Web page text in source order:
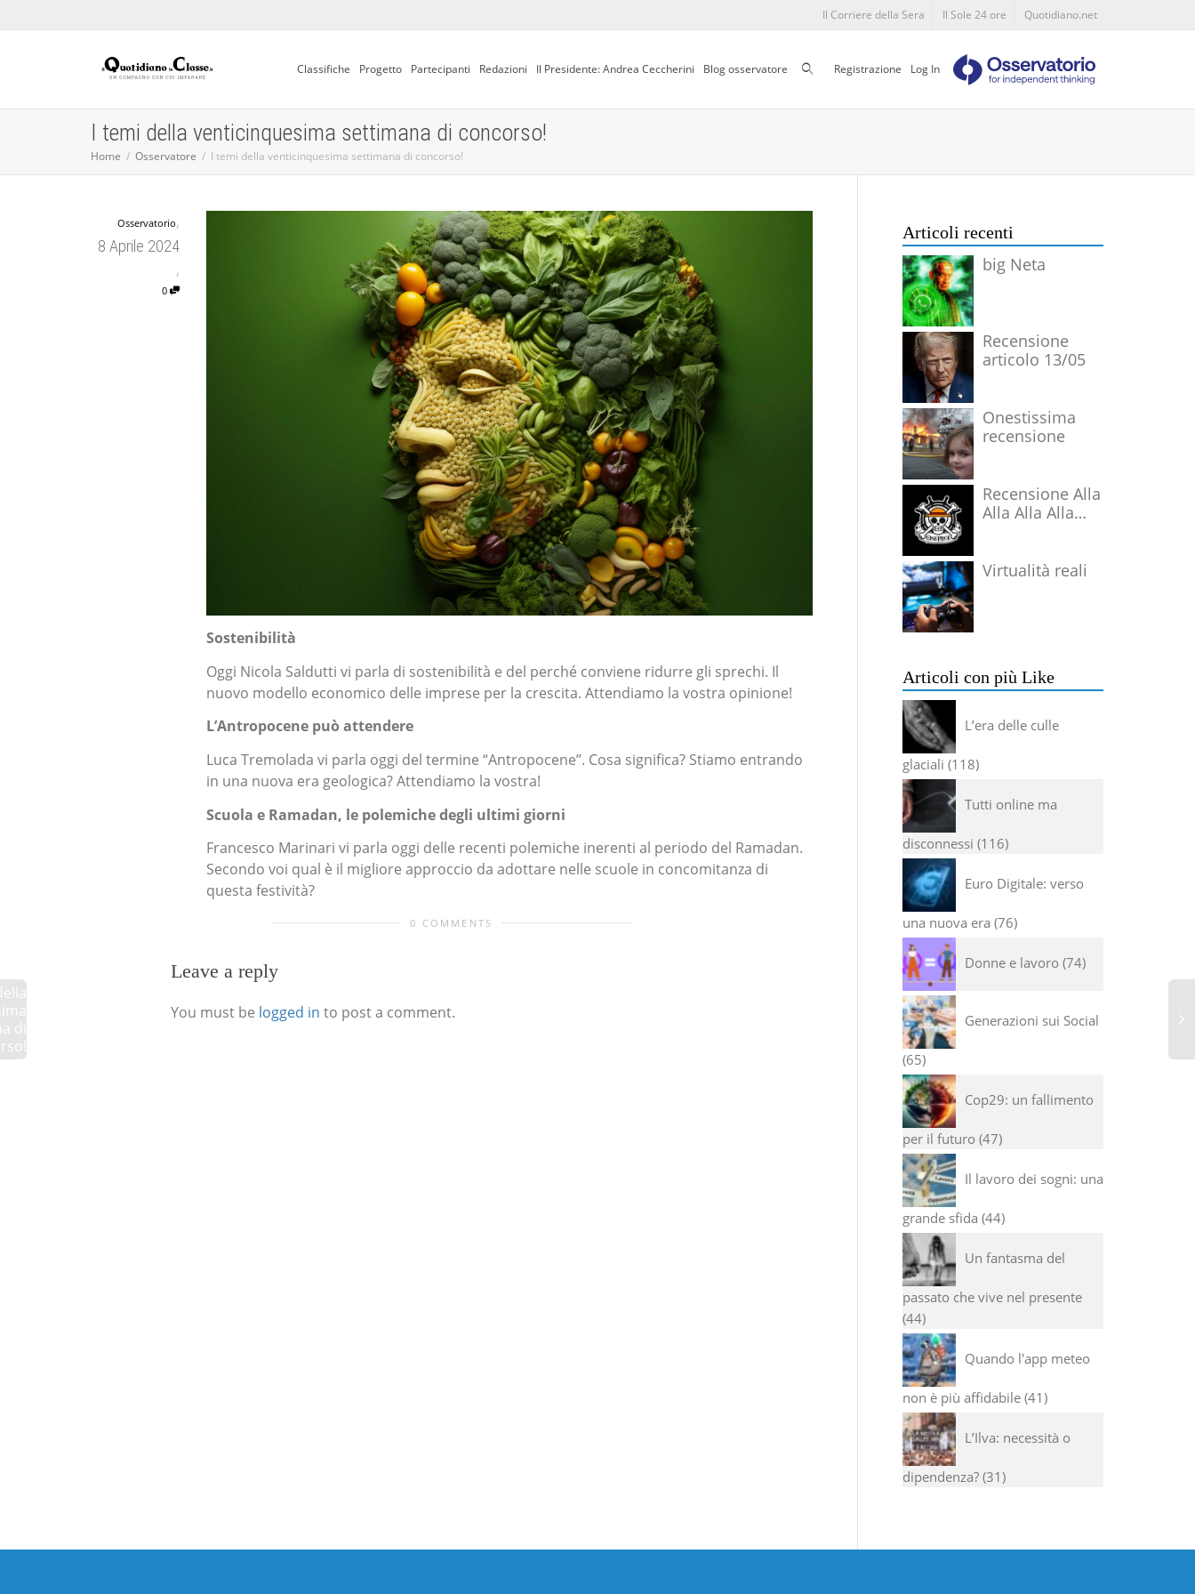
Il Corriere della Sera Il Sole 24 ore Quotidiano.net
Classifiche Progetto Partecipanti Redazioni Il Presidente: Andrea Ceccherini Blog osservatore CercaRegistrazione Log In
I temi della venticinquesima settimana di concorso!
Home Osservatore I temi della venticinquesima settimana di concorso!
Osservatorio,
8 Aprile 2024
,
0
Sostenibilità
Oggi Nicola Saldutti vi parla di sostenibilità e del perché conviene ridurre gli sprechi. Il
nuovo modello economico delle imprese per la crescita. Attendiamo la vostra opinione!
L’Antropocene può attendere
Luca Tremolada vi parla oggi del termine “Antropocene”. Cosa significa? Stiamo entrando
in una nuova era geologica? Attendiamo la vostra!
Scuola e Ramadan, le polemiche degli ultimi giorni
Francesco Marinari vi parla oggi delle recenti polemiche inerenti al periodo del Ramadan.
Secondo voi qual è il migliore approccio da adottare nelle scuole in concomitanza di
questa festività?
di
0 COMMENTS
Leave a reply
You must be logged in to post a comment.
Articoli recenti
big Neta
Recensione
articolo 13/05
Onestissima
recensione
Recensione Alla
Alla Alla Alla
Virtualità reali
Articoli con più Like
L’era delle culle
glaciali 118
Tutti online ma
disconnessi 116
Euro Digitale: verso
una nuova era 76
Donne e lavoro 74
Generazioni sui Social
65
Cop29: un fallimento
per il futuro 47
Il lavoro dei sogni: una
grande sfida 44
Un fantasma del
passato che vive nel presente
44
Quando l'app meteo
non è più affidabile 41
L’Ilva: necessità o
dipendenza? 31